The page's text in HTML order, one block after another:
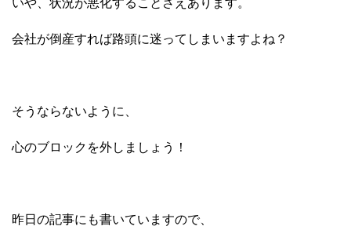
いや、状況が悪化することさえあります。
会社が倒産すれば路頭に迷ってしまいますよね？
そうならないように、
心のブロックを外しましょう！
昨日の記事にも書いていますので、